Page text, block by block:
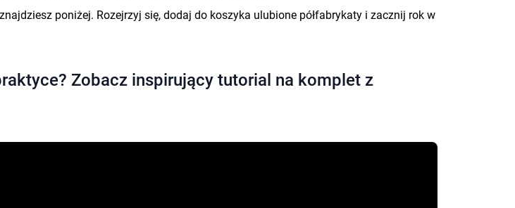
poniżej. Rozejrzyj się, dodaj do koszyka ulubione półfabrykaty i zacznij rok w
Zobacz inspirujący tutorial na komplet z